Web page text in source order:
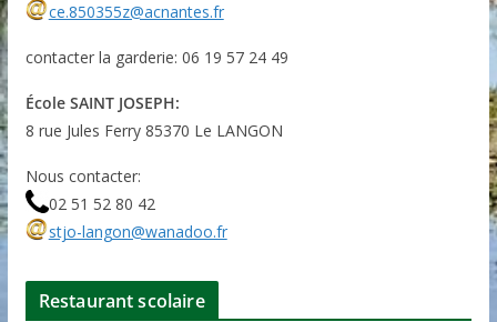
ce.850355z@acnantes.fr
contacter la garderie: 06 19 57 24 49
École SAINT JOSEPH:
8 rue Jules Ferry 85370 Le LANGON
Nous contacter:
02 51 52 80 42
stjo-langon@wanadoo.fr
Restaurant scolaire